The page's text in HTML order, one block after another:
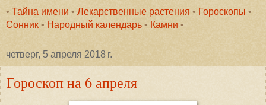
• Тайна имени • Лекарственные растения • Гороскопы •
Сонник • Народный календарь • Камни •
четверг, 5 апреля 2018 г.
Гороскоп на 6 апреля